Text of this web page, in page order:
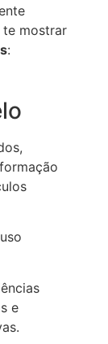
te mostrar
:
e